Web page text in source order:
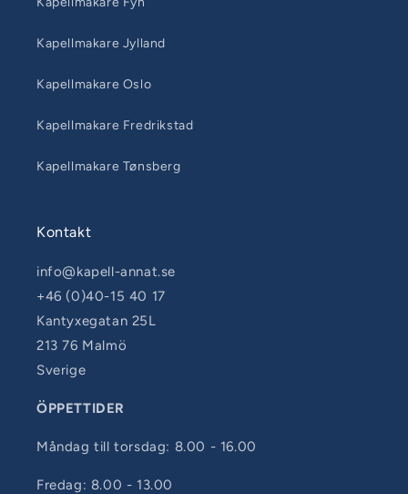
Kapellmakare Jylland
Kapellmakare Oslo
Kapellmakare Fredrikstad
Kapellmakare Tønsberg
Kontakt
info@kapell-annat.se
+46 (0)40-15 40 17
Kantyxegatan 25L
213 76 Malmö
Sverige
ÖPPETTIDER
Måndag till torsdag: 8.00 - 16.00
Fredag: 8.00 - 13.00